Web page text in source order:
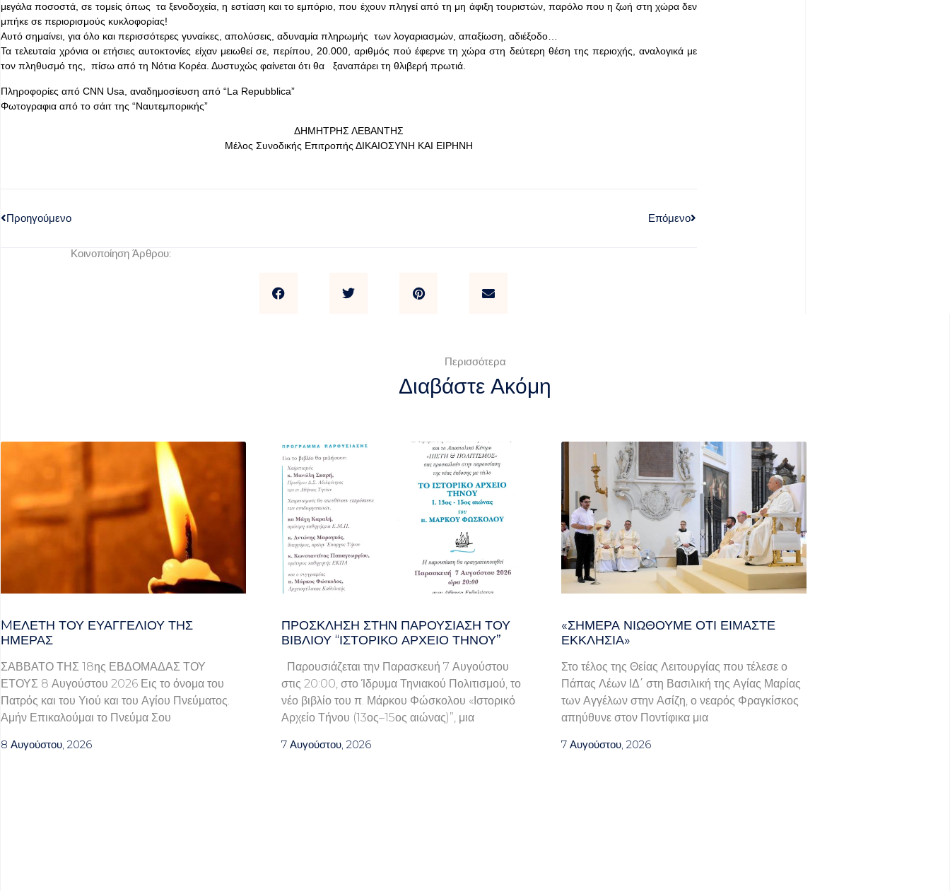
μεγάλα ποσοστά, σε τομείς όπως τα ξενοδοχεία, η εστίαση και το εμπόριο, που έχουν πληγεί από τη μη άφιξη τουριστών, παρόλο που η ζωή στη χώρα δεν
μπήκε σε περιορισμούς κυκλοφορίας!
Αυτό σημαίνει, για όλο και περισσότερες γυναίκες, απολύσεις, αδυναμία πληρωμής των λογαριασμών, απαξίωση, αδιέξοδο…
Τα τελευταία χρόνια οι ετήσιες αυτοκτονίες είχαν μειωθεί σε, περίπου, 20.000, αριθμός πού έφερνε τη χώρα στη δεύτερη θέση της περιοχής, αναλογικά με
τον πληθυσμό της, πίσω από τη Νότια Κορέα. Δυστυχώς φαίνεται ότι θα ξαναπάρει τη θλιβερή πρωτιά.
Πληροφορίες από CNN Usa, αναδημοσίευση από “La Repubblica”
Φωτογραφια από το σάιτ της “Ναυτεμπορικής”
ΔΗΜΗΤΡΗΣ ΛΕΒΑΝΤΗΣ
Μέλος Συνοδικής Επιτροπής ΔΙΚΑΙΟΣΥΝΗ ΚΑΙ ΕΙΡΗΝΗ
Προηγούμενο Επόμενο
Κοινοποίηση Άρθρου:
Περισσότερα
Διαβάστε Ακόμη
MΕΛΈΤΗ ΤΟΥ ΕΥΑΓΓΕΛΊΟΥ ΤΗΣ
ΗΜΈΡΑΣ
ΣΑΒΒΑΤΟ ΤΗΣ 18ης ΕΒΔΟΜΑΔΑΣ ΤΟΥ
ΕΤΟΥΣ 8 Αυγούστου 2026 Εις το όνομα του
Πατρός και του Υιού και του Αγίου Πνεύματος.
Αμήν Επικαλούμαι το Πνεύμα Σου
8 Αυγούστου, 2026
ΠΡΌΣΚΛΗΣΗ ΣΤΗΝ ΠΑΡΟΥΣΊΑΣΗ ΤΟΥ
ΒΙΒΛΊΟΥ “ΙΣΤΟΡΙΚΌ ΑΡΧΕΊΟ ΤΉΝΟΥ”
Παρουσιάζεται την Παρασκευή 7 Αυγούστου
στις 20:00, στο Ίδρυμα Τηνιακού Πολιτισμού, το
νέο βιβλίο του π. Μάρκου Φώσκολου «Ιστορικό
Αρχείο Τήνου (13ος–15ος αιώνας)”, μια
7 Αυγούστου, 2026
«ΣΉΜΕΡΑ ΝΙΏΘΟΥΜΕ ΌΤΙ ΕΊΜΑΣΤΕ
ΕΚΚΛΗΣΊΑ»
Στο τέλος της Θείας Λειτουργίας που τέλεσε ο
Πάπας Λέων ΙΔ΄ στη Βασιλική της Αγίας Μαρίας
των Αγγέλων στην Ασίζη, ο νεαρός Φραγκίσκος
απηύθυνε στον Ποντίφικα μια
7 Αυγούστου, 2026